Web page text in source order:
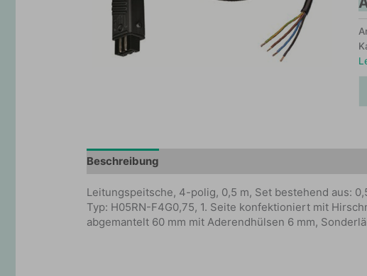
Beschreibung
Leitungspeitsche, 4-polig, 0,5 m, Set bestehend aus:
Typ: H05RN-F4G0,75, 1. Seite konfektioniert mit
abgemantelt 60 mm mit Aderendhülsen 6 mm,